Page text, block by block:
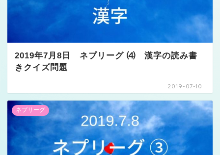
2019年7月8日 ネプリーグ ⑷ 漢字の読み書
きクイズ問題
2019-07-10
ネプリーグ